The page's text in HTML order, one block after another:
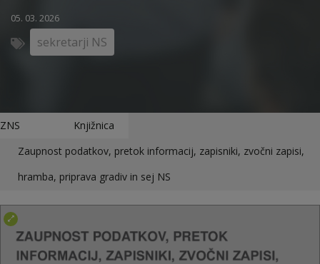
05. 03. 2026
sekretarji NS
ZNS
Knjižnica
Zaupnost podatkov, pretok informacij, zapisniki, zvočni zapisi,
hramba, priprava gradiv in sej NS